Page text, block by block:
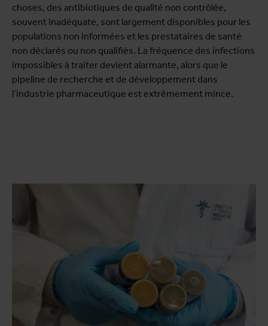
choses, des antibiotiques de qualité non contrôlée,
souvent inadéquate, sont largement disponibles pour les
populations non informées et les prestataires de santé
non déclarés ou non qualifiés. La fréquence des infections
impossibles à traiter devient alarmante, alors que le
pipeline de recherche et de développement dans
l’industrie pharmaceutique est extrêmement mince.